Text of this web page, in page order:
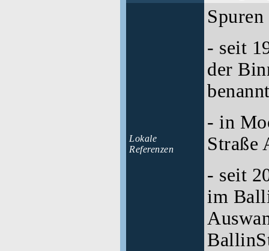
Lokale
Referenzen
- seit
der
- in
Straße
- seit
im